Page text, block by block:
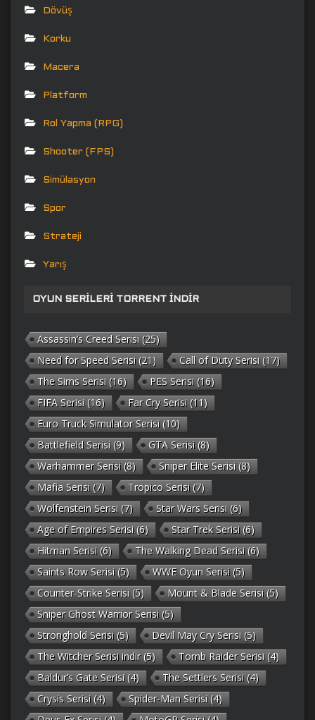
Dövüş
Korku
Macera
Platform
Rol Yapma (RPG)
Shooter (FPS)
Simülasyon
Spor
Strateji
Yarış
OYUN SERILERI TORRENT İNDIR
Assassin’s Creed Serisi (25)
Need for Speed Serisi (21) Call of Duty Serisi (17)
The Sims Serisi (16) PES Serisi (16)
FIFA Serisi (16) Far Cry Serisi (11)
Euro Truck Simulator Serisi (10)
Battlefield Serisi (9) GTA Serisi (8)
Warhammer Serisi (8) Sniper Elite Serisi (8)
Mafia Serisi (7) Tropico Serisi (7)
Wolfenstein Serisi (7) Star Wars Serisi (6)
Age of Empires Serisi (6) Star Trek Serisi (6)
Hitman Serisi (6) The Walking Dead Serisi (6)
Saints Row Serisi (5) WWE Oyun Serisi (5)
Counter-Strike Serisi (5) Mount & Blade Serisi (5)
Sniper Ghost Warrior Serisi (5)
Stronghold Serisi (5) Devil May Cry Serisi (5)
The Witcher Serisi indir(5) Tomb Raider Serisi (4)
Baldur’s Gate Serisi (4) The Settlers Serisi (4)
Crysis Serisi (4) Spider-Man Serisi (4)